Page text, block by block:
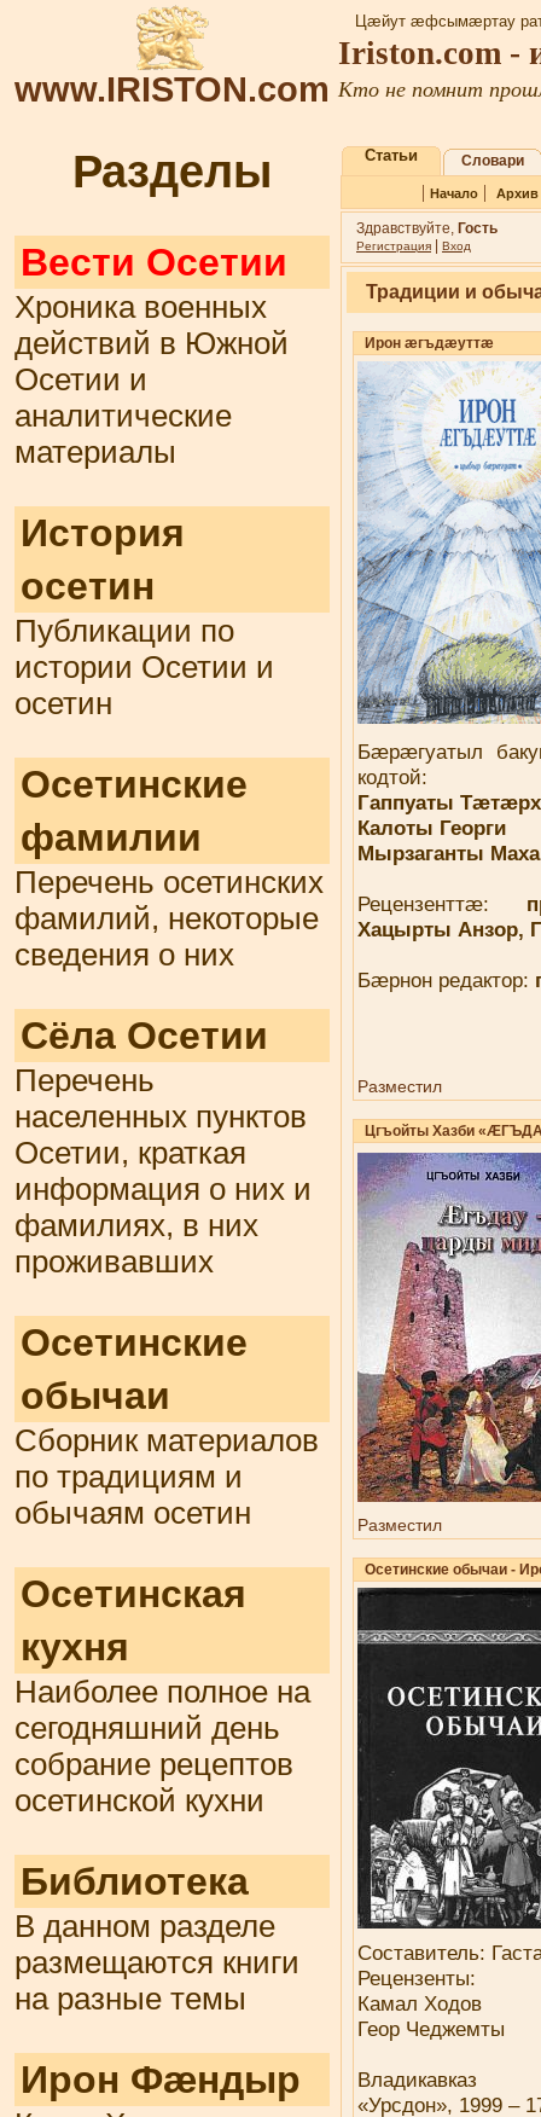
www.IRISTON.com
Цæйут æфсымæртау
Iriston.com -
Кто не помнит
Разделы
Вести Осетии
Хроника военных
действий в Южной
Осетии и
аналитические
материалы
История
осетин
Публикации по
истории Осетии и
осетин
Осетинские
фамилии
Перечень осетинских
фамилий, некоторые
сведения о них
Сёла Осетии
Перечень
населенных пунктов
Осетии, краткая
информация о них и
фамилиях, в них
проживавших
Осетинские
обычаи
Сборник материалов
по традициям и
обычаям осетин
Осетинская
кухня
Наиболее полное на
сегодняшний день
собрание рецептов
осетинской кухни
Библиотека
В данном разделе
размещаются книги
на разные темы
Ирон Фæндыр
Статьи Словари
| Начало | Архив
Здравствуйте, Гость
Регистрация Вход
Традиции и
Ирон æгъдæуттæ
Бæрæгуатыл
кодтой:
Гаппуаты
Калоты Георги
Мырзаганты
Рецензенттæ:
Хацырты Анзор,
Бæрнон редактор:
Разместил
Цгъойты Хазби
Разместил
Осетинские обычаи -
Составитель:
Рецензенты:
Камал Ходов
Геор Чеджемты
Владикавказ
«Урсдон», 1999 –